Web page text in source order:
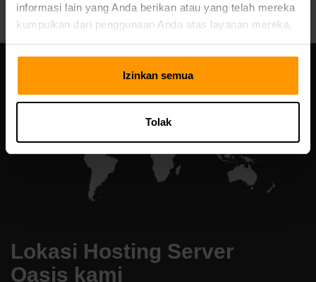
informasi lain yang Anda berikan atau yang telah mereka
kumpulkan dari penggunaan Anda atas layanan mereka.
Izinkan semua
Tolak
Lokasi Hosting Server
Oasis kami